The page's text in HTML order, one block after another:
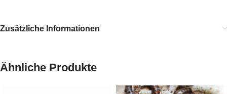
Zusätzliche Informationen
Ähnliche Produkte